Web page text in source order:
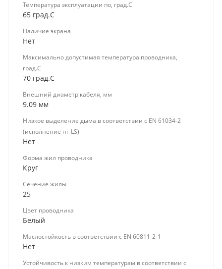
Температура эксплуатации по, град.C
65 град.C
Наличие экрана
Нет
Максимально допустимая температура проводника,
град.C
70 град.C
Внешний диаметр кабеля, мм
9.09 мм
Низкое выделение дыма в соответствии с EN 61034-2
(исполнение нг-LS)
Нет
Форма жил проводника
Круг
Сечение жилы
25
Цвет проводника
Белый
Маслостойкость в соответствии с EN 60811-2-1
Нет
Устойчивость к низким температурам в соответствии с